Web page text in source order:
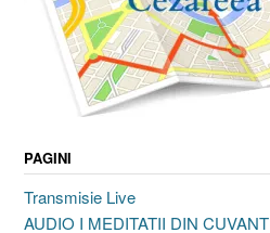
PAGINI
Transmisie Live
AUDIO I MEDITATII DIN CUVANT